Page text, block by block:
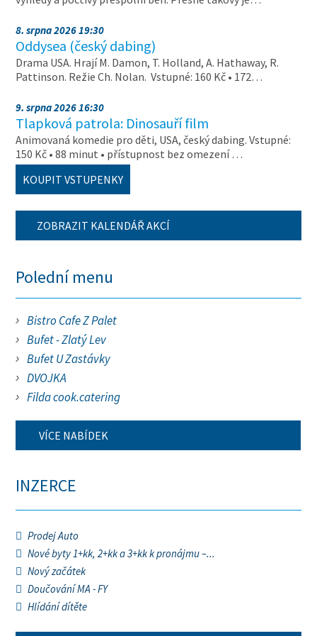
8. srpna 2026 19:30
Oddysea (český dabing)
Drama USA. Hrají M. Damon, T. Holland, A. Hathaway, R.
Pattinson. Režie Ch. Nolan. Vstupné: 160 Kč • 172…
9. srpna 2026 16:30
Tlapková patrola: Dinosauří film
Animovaná komedie pro děti, USA, český dabing. Vstupné:
150 Kč • 88 minut • přístupnost bez omezení …
KOUPIT VSTUPENKY
ZOBRAZIT KALENDÁŘ AKCÍ
Polední menu
Bistro Cafe Z Palet
Bufet - Zlatý Lev
Bufet U Zastávky
DVOJKA
Filda cook.catering
VÍCE NABÍDEK
INZERCE
Prodej Auto
Nové byty 1+kk, 2+kk a 3+kk k pronájmu –...
Nový začátek
Doučování MA - FY
Hlídání dítěte